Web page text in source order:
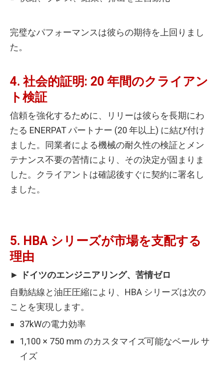
完璧なパフォーマンスは彼らの期待を上回りまし
た。
4. 社会的証明: 20 年間のクライアン
ト検証
信頼を強化するために、リリーは彼らを長期にわ
たる ENERPAT パートナー (20 年以上) に結び付け
ました。同業者による機械の耐久性の検証とメン
テナンス不要の苦情により、その決定が固まりま
した。クライアントは確認後すぐに契約に署名し
ました。
5. HBA シリーズが市場を支配する
理由
► ドイツのエンジニアリング、苦情ゼロ
自動結線と油圧圧縮により、HBA シリーズは次の
ことを実現します。
37kWの電力効率
1,100 × 750 mm のカスタマイズ可能なベール サ
イズ